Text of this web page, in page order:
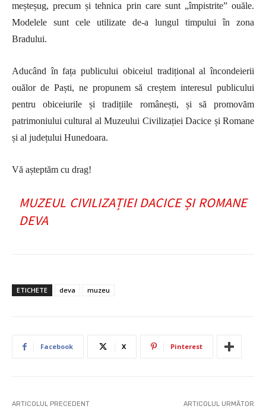
meșteșug, precum și tehnica prin care sunt „împistrite” ouăle.
Modelele sunt cele utilizate de-a lungul timpului în zona
Bradului.
Aducând în fața publicului obiceiul tradițional al încondeierii
ouălor de Paști, ne propunem să creștem interesul publicului
pentru obiceiurile și tradițiile românești, și să promovăm
patrimoniului cultural alMuzeului Civilizației Dacice și Romane
și al județului Hunedoara.
Vă așteptăm cu drag!
MUZEUL CIVILIZAȚIEI DACICE ȘI ROMANE
DEVA
ETICHETE deva muzeu
Facebook X Pinterest
ARTICOLUL PRECEDENT ARTICOLUL URMĂTOR